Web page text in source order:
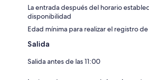
La entrada después del horario
disponibilidad
Edad mínima para realizar el registro
Salida
Salida antes de las 11:00